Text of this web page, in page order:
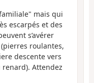
mais qui
escarpés et des
s’avérer
roulantes,
descente vers
renard). Attendez